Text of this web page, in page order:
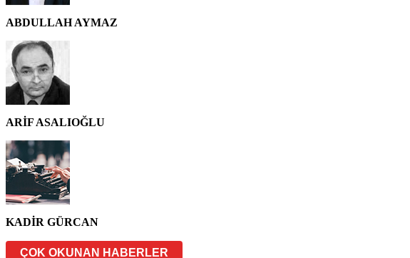
ABDULLAH AYMAZ
ARİF ASALIOĞLU
KADİR GÜRCAN
ÇOK OKUNAN HABERLER